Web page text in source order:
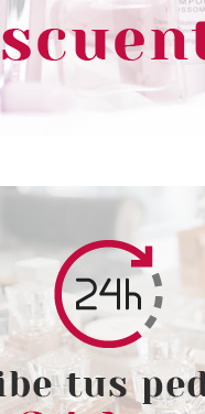
Pvr 11.99€
-25%
desde
8.95€
EYLURE
EYLURE PRO MAGNETIC KIT
WISPY PESTAÑAS POSTIZAS